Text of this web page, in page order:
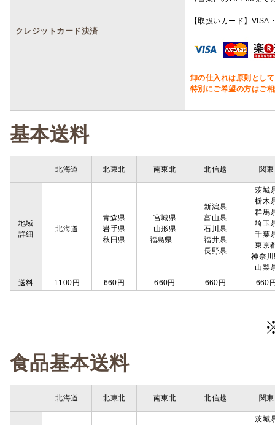
クレジットカード決済
【取扱いカード】
卸の仕入れは原則とし
特別にご希望の方はご
基本送料
北海道 北東北 南東北 北信越 関東
地域
詳細
北海道
青森県
岩手県
秋田県
宮城県
山形県
福島県
新潟県
富山県
石川県
福井県
長野県
茨城
栃木
群馬
埼玉
千葉
東京
神奈
山梨
送料
1100円 660円 660円 660円 660
食品基本送料
北海道 北東北 南東北 北信越 関東
茨城